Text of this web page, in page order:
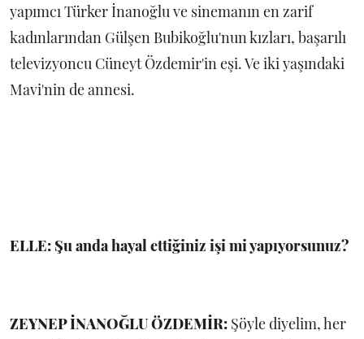
yapımcı Türker İnanoğlu ve sinemanın en zarif
kadınlarından Gülşen Bubikoğlu'nun kızları, başarılı
televizyoncu Cüneyt Özdemir'in eşi. Ve iki yaşındaki
Mavi'nin de annesi.
ELLE: Şu anda hayal ettiğiniz işi mi yapıyorsunuz?
ZEYNEP İNANOĞLU ÖZDEMİR: Şöyle diyelim, her